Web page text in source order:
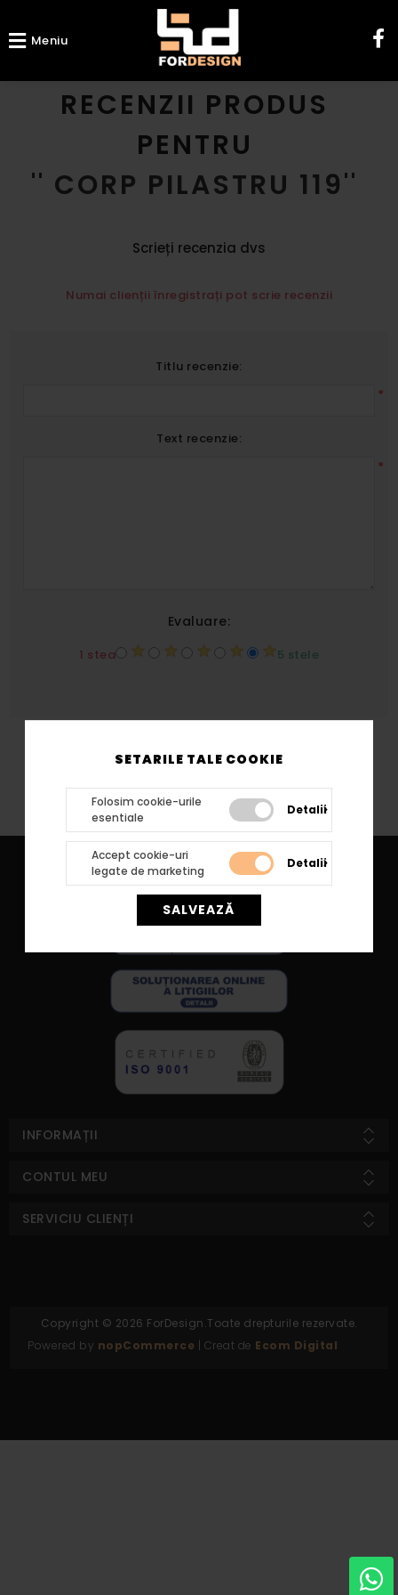
SETARILE TALE COOKIE
Folosim cookie-urile
esentiale
Detalii
Accept cookie-uri
legate de marketing
Detalii
SALVEAZĂ
Meniu
RECENZII PRODUS
PENTRU
CORP PILASTRU 119
Scrieți recenzia dvs
Numai clienții înregistrați pot scrie recenzii
Titlu recenzie:
*
Text recenzie:
*
Evaluare:
1 stea 5 stele
TRIMITE RECENZIA
INFORMAȚII
CONTUL MEU
SERVICIU CLIENȚI
Copyright © 2026 ForDesign.Toate drepturile rezervate.
Powered by nopCommerce | Creat de Ecom Digital